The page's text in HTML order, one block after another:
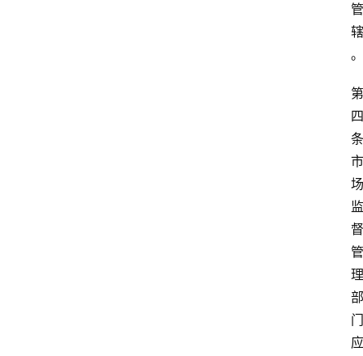
管
辖
。
第
四
条
市
场
监
督
管
理
部
门
应